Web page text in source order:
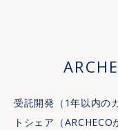
受託開発（1年以内の
トシェア（